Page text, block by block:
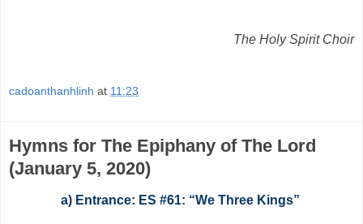
The Holy Spirit Choir
cadoanthanhlinh at 11:23
Hymns for The Epiphany of The Lord
(January 5, 2020)
a) Entrance: ES #61: “We Three Kings”